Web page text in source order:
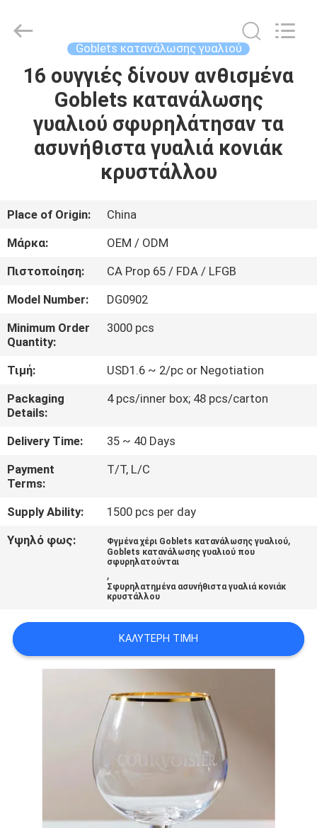
ΣΠΊΤΙ
ΠΡΟΪΌΝΤΑ
ΠΕΡΊΠΟΥ
ΕΜΕΊΣ
ΓΎΡΟΣ
ΕΡΓΟΣΤΑΣΊΩΝ
ΠΟΙΟΤΙΚΌΣ
ΈΛΕΓΧΟΣ
ΜΑΣ
ΕΛΆΤΕ
ΣΕ
ΕΠΑΦΉ
ΜΕ
PRIVACY
POLICY
PRODUCTS
Reserved.
Goblets κατανάλωσης γυαλιού
16 ουγγιές δίνουν ανθισμένα
Goblets κατανάλωσης
γυαλιού σφυρηλάτησαν τα
ασυνήθιστα γυαλιά κονιάκ
κρυστάλλου
Place of Origin:
China
Μάρκα:
OEM / ODM
Πιστοποίηση:
CA Prop 65 / FDA / LFGB
Model Number:
DG0902
Minimum Order
Quantity:
3000 pcs
Τιμή:
USD1.6 ~ 2/pc or Negotiation
Packaging
Details:
4 pcs/inner box; 48 pcs/carton
Delivery Time:
35 ~ 40 Days
Payment
Terms:
T/T, L/C
Supply Ability:
1500 pcs per day
Υψηλό φως:
Φγμένα χέρι Goblets κατανάλωσης γυαλιού,
Goblets κατανάλωσης γυαλιού που
σφυρηλατούνται
,
Σφυρηλατημένα ασυνήθιστα γυαλιά κονιάκ
κρυστάλλου
ΚΑΛΎΤΕΡΗ ΤΙΜΉ